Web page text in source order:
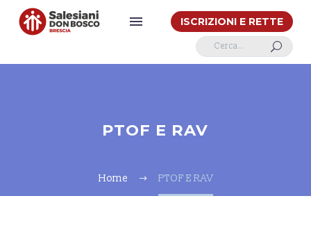
ISCRIZIONI E RETTE
U
PTOF E RAV
Home PTOF E RAV